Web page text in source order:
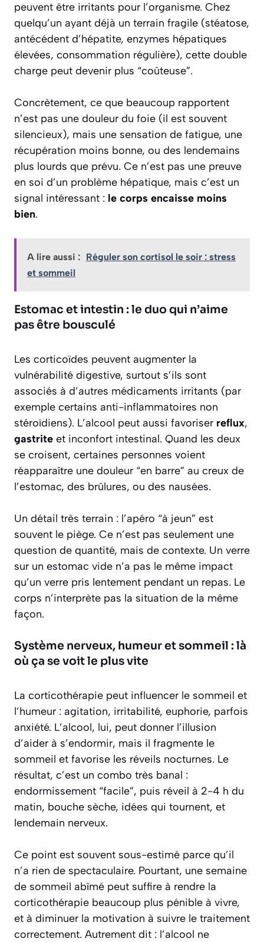
peuvent être irritants pour l’organisme. Chez
quelqu’un ayant déjà un terrain fragile (stéatose,
antécédent d’hépatite, enzymes hépatiques
élevées, consommation régulière), cette double
charge peut devenir plus “coûteuse”.
Concrètement, ce que beaucoup rapportent
n’est pas une douleur du foie (il est souvent
silencieux), mais une sensation de fatigue, une
récupération moins bonne, ou des lendemains
plus lourds que prévu. Ce n’est pas une preuve
en soi d’un problème hépatique, mais c’est un
signal intéressant : le corps encaisse moins
bien.
A lire aussi : Réguler son cortisol le soir : stress
et sommeil
Estomac et intestin : le duo qui n’aime
pas être bousculé
Les corticoïdes peuvent augmenter la
vulnérabilité digestive, surtout s’ils sont
associés à d’autres médicaments irritants (par
exemple certains anti-inflammatoires non
stéroïdiens). L’alcool peut aussi favoriser reflux,
gastrite et inconfort intestinal. Quand les deux
se croisent, certaines personnes voient
réapparaître une douleur “en barre” au creux de
l’estomac, des brûlures, ou des nausées.
Un détail très terrain : l’apéro “à jeun” est
souvent le piège. Ce n’est pas seulement une
question de quantité, mais de contexte. Un verre
sur un estomac vide n’a pas le même impact
qu’un verre pris lentement pendant un repas. Le
corps n’interprète pas la situation de la même
façon.
Système nerveux, humeur et sommeil : là
où ça se voit le plus vite
La corticothérapie peut influencer le sommeil et
l’humeur : agitation, irritabilité, euphorie, parfois
anxiété. L’alcool, lui, peut donner l’illusion
d’aider à s’endormir, mais il fragmente le
sommeil et favorise les réveils nocturnes. Le
résultat, c’est un combo très banal :
endormissement “facile”, puis réveil à 2-4 h du
matin, bouche sèche, idées qui tournent, et
lendemain nerveux.
Ce point est souvent sous-estimé parce qu’il
n’a rien de spectaculaire. Pourtant, une semaine
de sommeil abîmé peut suffire à rendre la
corticothérapie beaucoup plus pénible à vivre,
et à diminuer la motivation à suivre le traitement
correctement. Autrement dit : l’alcool ne